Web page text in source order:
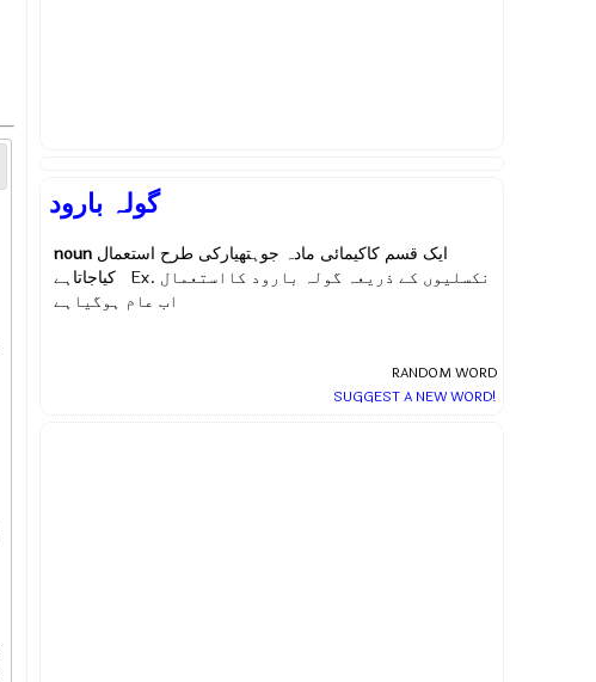
گولہ بارود
noun ایک قسم کاکیمائی مادہ جوہتھیارکی طرح استعمال
کیاجاتاہے Ex. نکسلیوں کے ذریعہ گولہ بارود کااستعمال
اب عام ہوگیاہے
RANDOM WORD
SUGGEST A NEW WORD!